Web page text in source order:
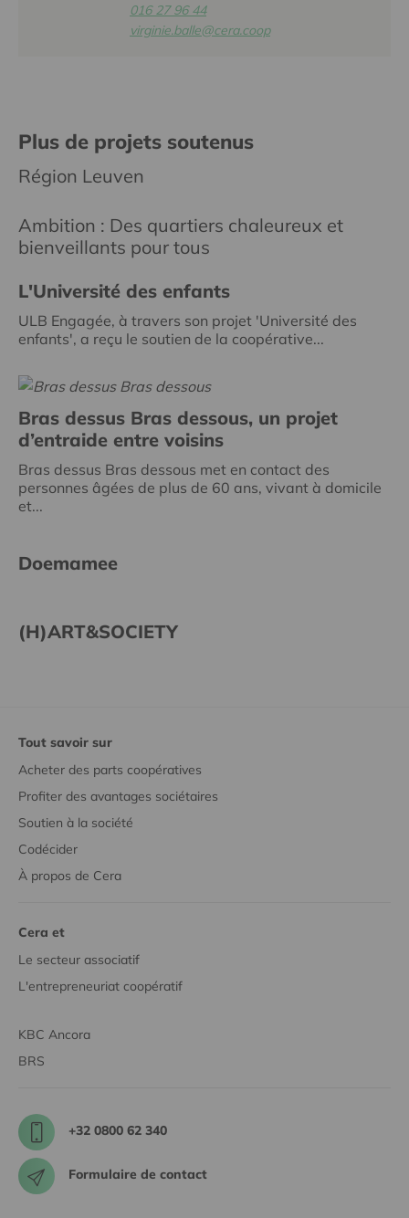
016 27 96 44
virginie.balle@cera.coop
Plus de projets soutenus
Région Leuven
Ambition : Des quartiers chaleureux et
bienveillants pour tous
L'Université des enfants
ULB Engagée, à travers son projet 'Université des
enfants', a reçu le soutien de la coopérative...
Bras dessus Bras dessous, un projet
d’entraide entre voisins
Bras dessus Bras dessous met en contact des
personnes âgées de plus de 60 ans, vivant à domicile
et...
Doemamee
(H)ART&SOCIETY
Tout savoir sur
Acheter des parts coopératives
Profiter des avantages sociétaires
Soutien à la société
Codécider
À propos de Cera
Cera et
Le secteur associatif
L'entrepreneuriat coopératif
KBC Ancora
BRS
+32 0800 62 340
Formulaire de contact